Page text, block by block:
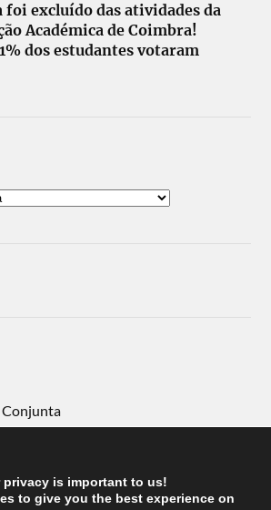
foi excluído das atividades da
Académica de Coimbra!
dos estudantes votaram
Conjunta
privacy is important to us!
to give you the best experience on